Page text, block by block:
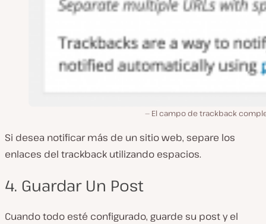
El campo de trackback
Si desea notificar más de un sitio web, separe los
enlaces del trackback utilizando espacios.
4. Guardar Un Post
Cuando todo esté configurado, guarde su post y el